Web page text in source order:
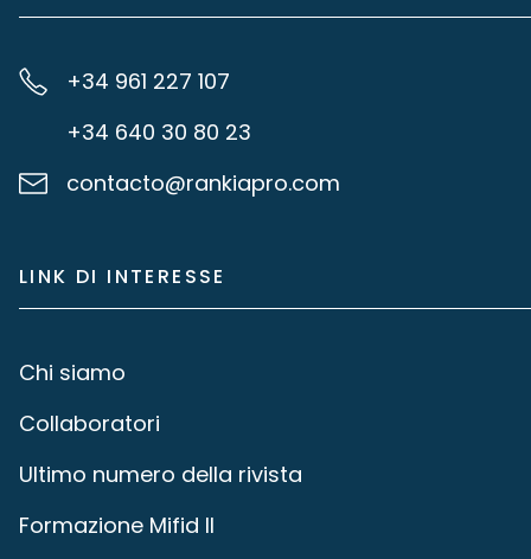
+34 961 227 107
+34 640 30 80 23
contacto@rankiapro.com
LINK DI INTERESSE
Chi siamo
Collaboratori
Ultimo numero della rivista
Formazione Mifid II